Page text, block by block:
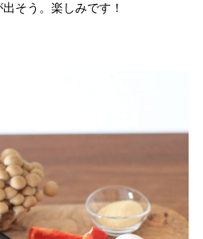
そう。楽しみです！